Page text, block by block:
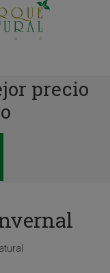
precio